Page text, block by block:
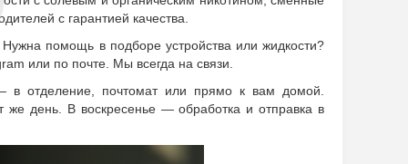
с гарантией качества.
помощь в подборе устройства или жидкости?
или по почте. Мы всегда на связи.
в отделение, почтомат или прямо к вам домой.
день. В воскресенье — обработка и отправка в